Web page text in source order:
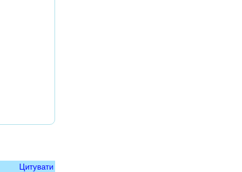
Цитувати